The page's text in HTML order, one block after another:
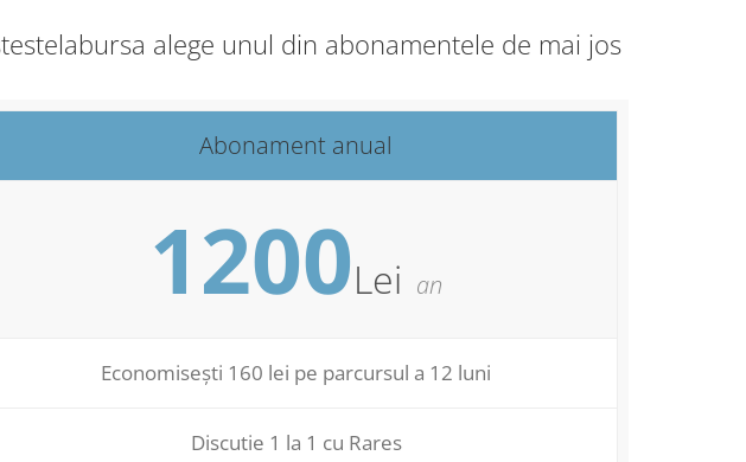
alege unul din abonamentele de mai jos
Abonament anual
1200Lei an
Economisești 160 lei pe parcursul a 12 luni
Discutie 1 la 1 cu Rares